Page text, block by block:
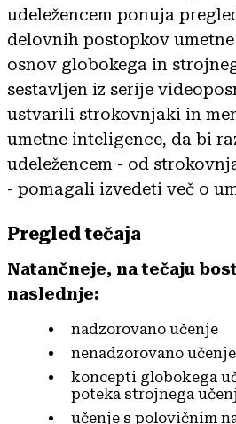
udeležencem ponuja
delovnih postopkov
osnov globokega in
sestavljen iz serije
ustvarili strokovnjaki in
umetne inteligence, da bi
udeležencem - od
- pomagali izvedeti več o
Pregled tečaja
Natančneje, na tečaju
naslednje:
nadzorovano učenje
nenadzorovano učenje
koncepti globokega
poteka strojnega
učenje s polovičnim